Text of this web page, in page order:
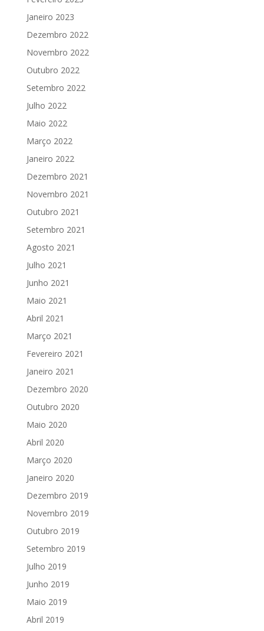
Janeiro 2023
Dezembro 2022
Novembro 2022
Outubro 2022
Setembro 2022
Julho 2022
Maio 2022
Março 2022
Janeiro 2022
Dezembro 2021
Novembro 2021
Outubro 2021
Setembro 2021
Agosto 2021
Julho 2021
Junho 2021
Maio 2021
Abril 2021
Março 2021
Fevereiro 2021
Janeiro 2021
Dezembro 2020
Outubro 2020
Maio 2020
Abril 2020
Março 2020
Janeiro 2020
Dezembro 2019
Novembro 2019
Outubro 2019
Setembro 2019
Julho 2019
Junho 2019
Maio 2019
Abril 2019